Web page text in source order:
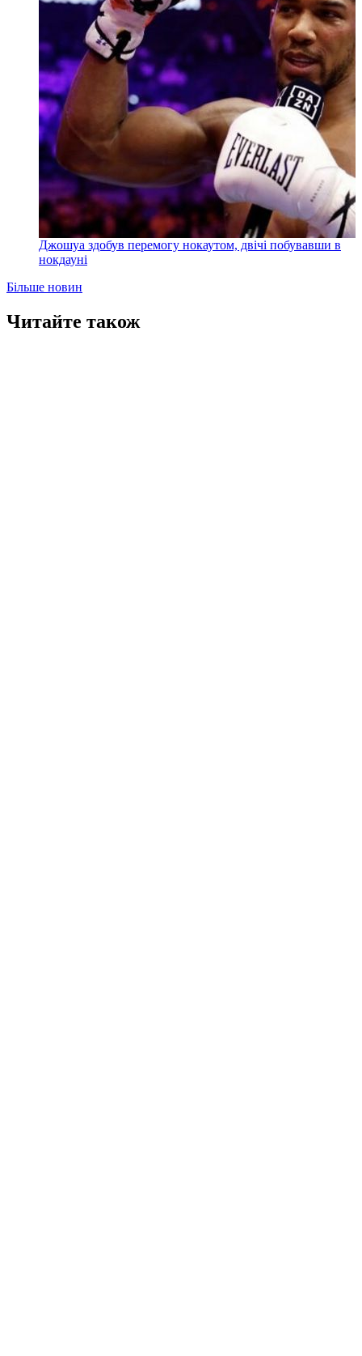
Джошуа здобув перемогу нокаутом, двічі побувавши в
нокдауні
Більше новин
Читайте також